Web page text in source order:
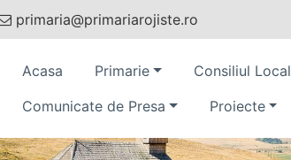
primaria@primariarojiste.ro
Acasa Primarie Consiliul Local
Comunicate de Presa
Proiecte